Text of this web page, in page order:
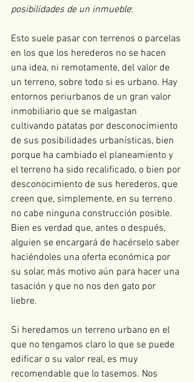
posibilidades de un inmueble:
Esto suele pasar con terrenos o parcelas
en los que los herederos no se hacen
una idea, ni remotamente, del valor de
un terreno, sobre todo si es urbano. Hay
entornos periurbanos de un gran valor
inmobiliario que se malgastan
cultivando patatas por desconocimiento
de sus posibilidades urbanísticas, bien
porque ha cambiado el planeamiento y
el terreno ha sido recalificado, o bien por
desconocimiento de sus herederos, que
creen que, simplemente, en su terreno
no cabe ninguna construcción posible.
Bien es verdad que, antes o después,
alguien se encargará de hacérselo saber
haciéndoles una oferta económica por
su solar, más motivo aún para hacer una
tasación y que no nos den gato por
liebre.
Si heredamos un terreno urbano en el
que no tengamos claro lo que se puede
edificar o su valor real, es muy
recomendable que lo tasemos. Nos